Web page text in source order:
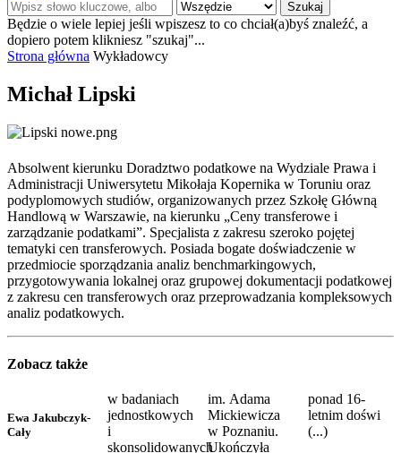
Szukaj
Będzie o wiele lepiej jeśli wpiszesz to co chciał(a)byś znaleźć, a
dopiero potem klikniesz "szukaj"...
Strona główna Wykładowcy
Michał Lipski
Absolwent kierunku Doradztwo podatkowe na Wydziale Prawa i
Administracji Uniwersytetu Mikołaja Kopernika w Toruniu oraz
podyplomowych studiów, organizowanych przez Szkołę Główną
Handlową w Warszawie, na kierunku „Ceny transferowe i
zarządzanie podatkami”. Specjalista z zakresu szeroko pojętej
tematyki cen transferowych. Posiada bogate doświadczenie w
przedmiocie sporządzania analiz benchmarkingowych,
przygotowywania lokalnej oraz grupowej dokumentacji podatkowej
z zakresu cen transferowych oraz przeprowadzania kompleksowych
analiz podatkowych.
Zobacz także
Ewa Jakubczyk-
Cały
w badaniach
jednostkowych
i
skonsolidowanych
im. Adama
Mickiewicza
w Poznaniu.
Ukończyła
ponad 16-
letnim doświ
(...)